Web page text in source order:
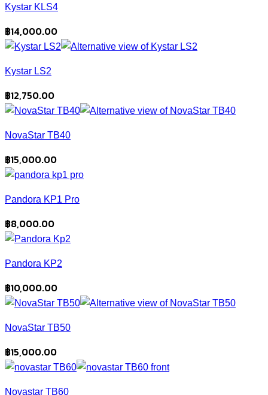
Kystar KLS4
฿14,000.00
Kystar LS2
฿12,750.00
NovaStar TB40
฿15,000.00
Pandora KP1 Pro
฿8,000.00
Pandora KP2
฿10,000.00
NovaStar TB50
฿15,000.00
Novastar TB60